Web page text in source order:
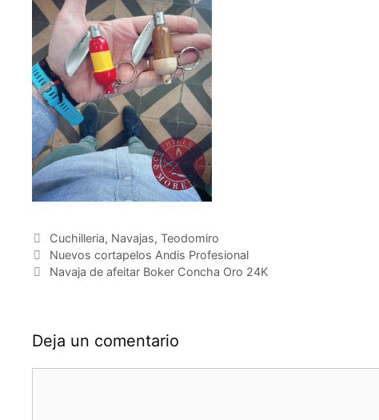
Categorías
Cuchilleria, Navajas, Teodomiro
Nuevos cortapelos Andis Profesional
Navaja de afeitar Boker Concha Oro 24K
Deja un comentario